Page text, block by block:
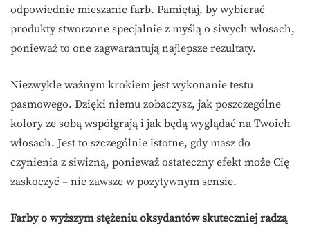
odpowiednie mieszanie farb. Pamiętaj, by wybierać
produkty stworzone specjalnie z myślą o siwych włosach,
ponieważ to one zagwarantują najlepsze rezultaty.
Niezwykle ważnym krokiem jest wykonanie testu
pasmowego. Dzięki niemu zobaczysz, jak poszczególne
kolory ze sobą współgrają i jak będą wyglądać na Twoich
włosach. Jest to szczególnie istotne, gdy masz do
czynienia z siwizną, ponieważ ostateczny efekt może Cię
zaskoczyć – nie zawsze w pozytywnym sensie.
Farby o wyższym stężeniu oksydantów skuteczniej radzą